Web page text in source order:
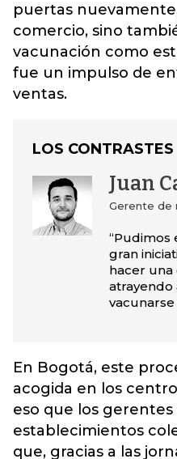
puertas
comercio, sino
vacunación como
fue un impulso de
ventas.
LOS CONTRASTES
Juan
Gerente de
“Pudimos
gran
hacer
atrayendo
vacunarse
En Bogotá, este
acogida en los
eso que los gerentes
establecimientos
que, gracias a las